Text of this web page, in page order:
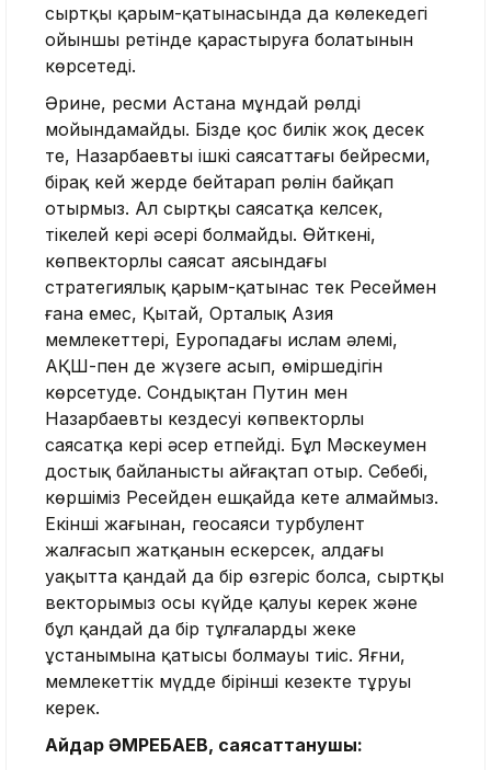
сыртқы қарым-қатынасында да көлеңкедегі
ойыншы ретінде қарастыруға болатынын
көрсетеді.
Әрине, ресми Астана мұндай рөлді
мойындамайды. Бізде қос билік жоқ десек
те, Назарбаевтың ішкі саясаттағы бейресми,
бірақ кей жерде бейтарап рөлін байқап
отырмыз. Ал сыртқы саясатқа келсек,
тікелей кері әсері болмайды. Өйткені,
көпвекторлы саясат аясындағы
стратегиялық қарым-қатынас тек Ресеймен
ғана емес, Қытай, Орталық Азия
мемлекеттері, Еуропадағы ислам әлемі,
АҚШ-пен де жүзеге асып, өміршеңдігін
көрсетуде. Сондықтан Путин мен
Назарбаевтың кездесуі көпвекторлы
саясатқа кері әсер етпейді. Бұл Мәскеумен
достық байланысты айғақтап отыр. Себебі,
көршіміз Ресейден ешқайда кете алмаймыз.
Екінші жағынан, геосаяси турбулент
жалғасып жатқанын ескерсек, алдағы
уақытта қандай да бір өзгеріс болса, сыртқы
векторымыз осы күйде қалуы керек және
бұл қандай да бір тұлғалардың жеке
ұстанымына қатысы болмауы тиіс. Яғни,
мемлекеттік мүдде бірінші кезекте тұруы
керек.
Айдар ӘМРЕБАЕВ, саясаттанушы: